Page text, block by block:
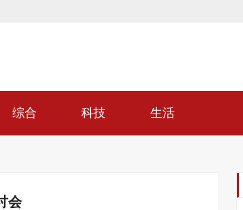
综合 科技 生活
会